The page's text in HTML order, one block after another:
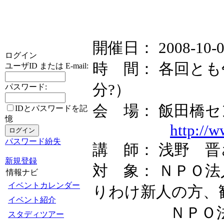
ログイン
ユーザID または E-mail:
パスワード:
IDとパスワードを記
憶
パスワード紛失
新規登録
情報ナビ
イベントカレンダー
イベント紹介
スタディツアー
開催日： 2008-10-
時 間： 各回とも
分?）
会 場： 飯田橋セ
http://
講 師： 浅野 晋
対 象： ＮＰＯ法
りわけ新人の方、
ＮＰＯ法人